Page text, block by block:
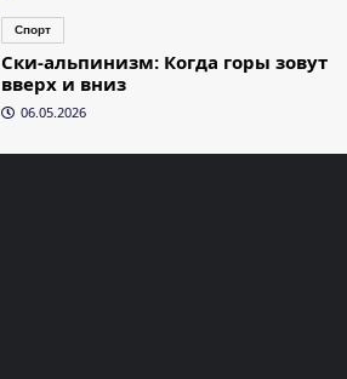
Спорт
Ски-альпинизм: Когда горы зовут
вверх и вниз
06.05.2026